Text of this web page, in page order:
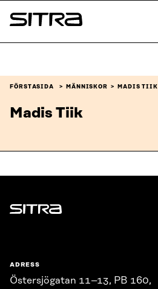
Skip to
content
Sitra
FÖRSTASIDA MÄNNISKOR MADIS TIIK
Madis Tiik
Sitra
ADRESS
Östersjögatan 11–13, PB 160,